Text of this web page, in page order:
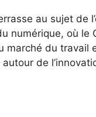
au sujet de
numérique, où le
du travail
de